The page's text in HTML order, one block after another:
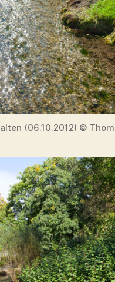
(06.10.2012) ©